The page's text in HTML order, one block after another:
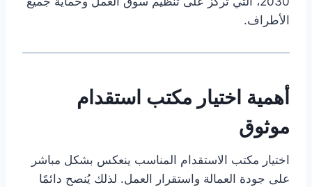
الأطراف.
أهمية اختيار مكتب استقدام
موثوق
اختيار مكتب الاستقدام المناسب ينعكس بشكل مباشر
على جودة العمالة واستقرار العمل. لذلك يُنصح دائمًا